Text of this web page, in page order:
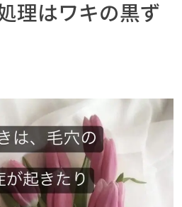
理はワキの黒ず